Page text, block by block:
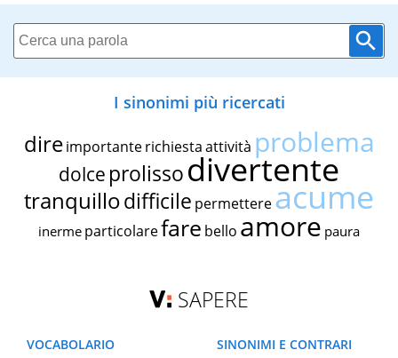
I sinonimi più ricercati
dire importante richiestaattività problema
dolce prolissodivertente
tranquillodifficile permettereacume
inerme particolarefare bello amore paura
SAPERE
VOCABOLARIO
SINONIMI E CONTRARI